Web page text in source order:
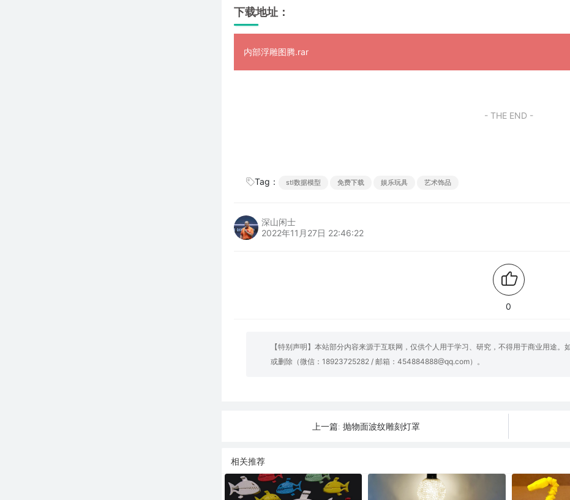
下载地址：
内部浮雕图腾.rar
- THE END -
Tag： stl数据模型 免费下载 娱乐玩具 艺术饰品
深山闲士
2022年11月27日 22:46:22
0
【特别声明】本站部分内容来源于互联网，仅供个人用于学习、研究，不得用于商业用途
或删除（微信：18923725282 / 邮箱：454884888@qq.com）。
上一篇: 抛物面波纹雕刻灯罩
相关推荐